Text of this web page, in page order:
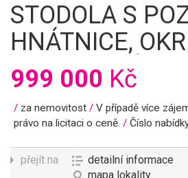
STODOLA S
HNÁTNICE,
NAD ORLICÍ
999 000 Kč
/ za nemovitost / V případě více
právo na licitaci o ceně. / Číslo
přejít na
detailní informace
mapa lokality